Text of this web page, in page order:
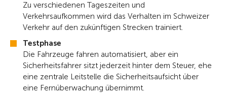
Zu verschiedenen Tageszeiten und
Verkehrsaufkommen wird das Verhalten im Schweizer
Verkehr auf den zukünftigen Strecken trainiert.
Testphase
Die Fahrzeuge fahren automatisiert, aber ein
Sicherheitsfahrer sitzt jederzeit hinter dem Steuer, ehe
eine zentrale Leitstelle die Sicherheitsaufsicht über
eine Fernüberwachung übernimmt.